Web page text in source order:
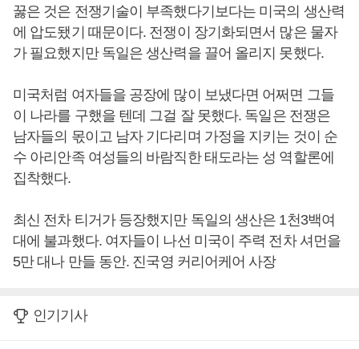
꿇은 것은 전쟁기술이 부족했다기보다는 미국의 생산력
에 압도됐기 때문이다. 전쟁이 장기화되면서 많은 물자
가 필요했지만 독일은 생산력을 끌어 올리지 못했다.
미국처럼 여자들을 공장에 많이 보냈다면 어쩌면 그들
이 나라를 구했을 텐데 그걸 잘 못했다. 독일은 전쟁은
남자들의 몫이고 남자 기다리며 가정을 지키는 것이 순
수 아리안족 여성들의 바람직한 태도라는 성 역할론에
집착했다.
최신 전차 티거가 등장했지만 독일의 생산은 1천3백여
대에 불과했다. 여자들이 나선 미국이 주력 전차 셔먼을
5만 대나 만들 동안. 진국영 커리어케어 사장
인기기사